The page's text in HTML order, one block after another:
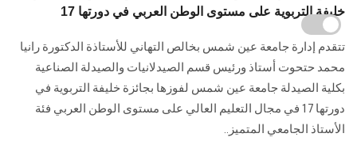
خليفة التربوية على مستوى الوطن العربي في دورتها 17
تتقدم إدارة جامعة عين شمس بخالص التهاني للأستاذة الدكتورة رانيا
محمد حتحوت أستاذ ورئيس قسم الصيدلانيات والصيدلة الصناعية
بكلية الصيدلة جامعة عين شمس لفوزها بجائزة خليفة التربوية في
دورتها 17 في مجال التعليم العالي على مستوى الوطن العربي فئة
الأستاذ الجامعي المتميز..